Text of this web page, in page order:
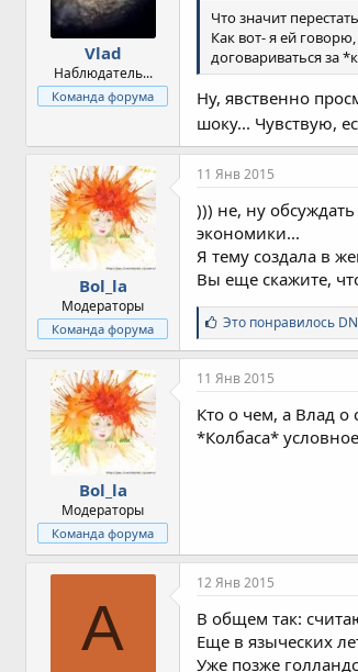
:
Vlad
Наблюдатель...
Команда форума
Что значит
Как вот- я ей
договариваться за
Ну, явственно
шоку... Чувствую,
Bol_la
Модераторы
Команда форума
11 Янв 2015
))) не, ну
экономики...
Я тему создала в
Вы еще скажите,
С
и
м
п
т
и
и
Это понравилось
Bol_la
Модераторы
Команда форума
11 Янв 2015
Кто о чем, а Влад о
*Колбаса*
A
12 Янв 2015
В общем так:
Еще в языческих
Уже позже